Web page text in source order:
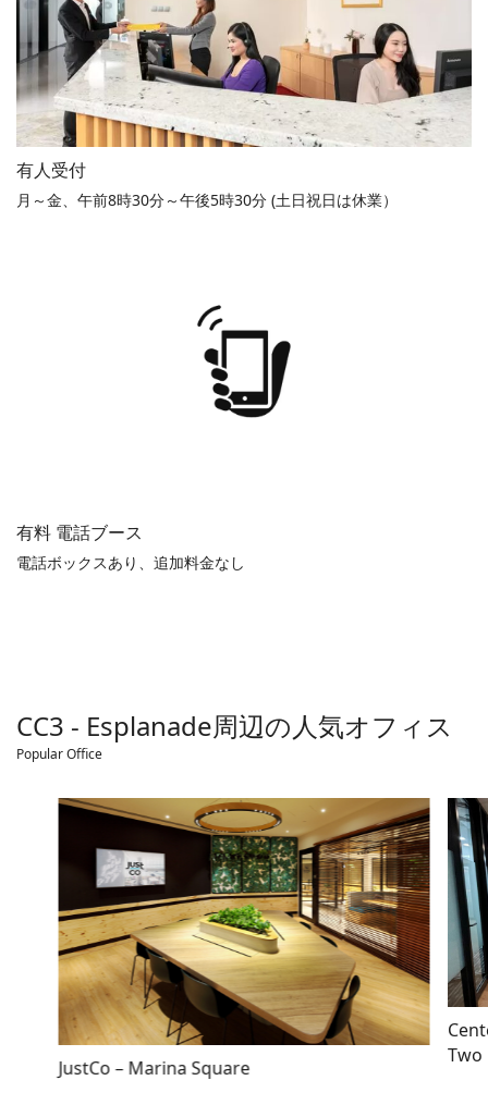
有人受付
月～金、午前8時30分～午後5時30分 (土日祝日は休業）
有料 電話ブース
電話ボックスあり、追加料金なし
CC3 - Esplanade周辺の人気オフィス
Popular Office
JustCo – Marina Square
Two